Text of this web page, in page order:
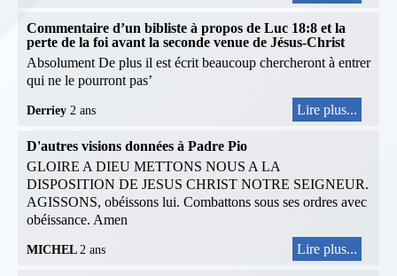
Commentaire d’un bibliste à propos de Luc 18:8 et la
perte de la foi avant la seconde venue de Jésus-Christ
Absolument De plus il est écrit beaucoup chercheront à entrer
qui ne le pourront pas’
Derriey 2 ans Lire plus...
D'autres visions données à Padre Pio
GLOIRE A DIEU METTONS NOUS A LA
DISPOSITION DE JESUS CHRIST NOTRE SEIGNEUR.
AGISSONS, obéissons lui. Combattons sous ses ordres avec
obéissance. Amen
MICHEL 2 ans Lire plus...